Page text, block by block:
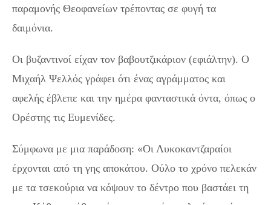
παραμονής Θεοφανείων τρέποντας σε φυγή τα
δαιμόνια.
Οι βυζαντινοί είχαν τον βαβουτζικάριον (εφιάλτην). Ο
Μιχαήλ Ψελλός γράφει ότι ένας αγράμματος και
αφελής έβλεπε και την ημέρα φανταστικά όντα, όπως ο
Ορέστης τις Ευμενίδες.
Σύμφωνα με μια παράδοση: «Οι Λυκοκαντζαραίοι
έρχονται από τη γης αποκάτου. Ούλο το χρόνο πελεκάν
με τα τσεκούρια να κόψουν το δέντρο που βαστάει τη